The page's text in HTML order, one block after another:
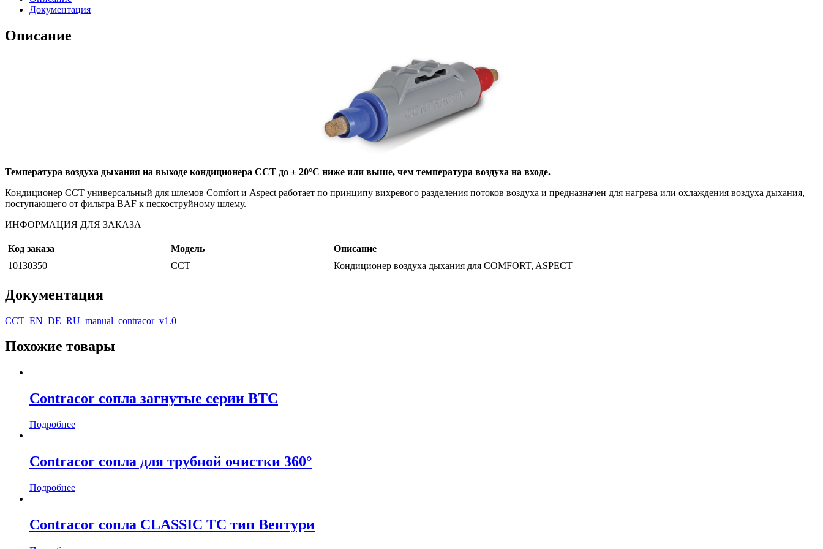
Документация
Описание
Температура воздуха дыхания на выходе кондиционера CCT до ± 20°С ниже или выше, чем температура воздуха на входе.
Кондиционер CCT универсальный для шлемов Comfort и Aspect работает по принципу вихревого разделения потоков воздуха и предназначен для нагрева или охлаждения воздуха дыхания,
поступающего от фильтра BAF к пескоструйному шлему.
ИНФОРМАЦИЯ ДЛЯ ЗАКАЗА
Код заказа Модель
Описание
10130350
CCT Кондиционер воздуха дыхания для COMFORT, ASPECT
Документация
CCT_EN_DE_RU_manual_contracor_v1.0
Похожие товары
Contracor сопла загнутые серии BTC
Подробнее
Contracor сопла для трубной очистки 360°
Подробнее
Contracor сопла CLASSIC TC тип Вентури